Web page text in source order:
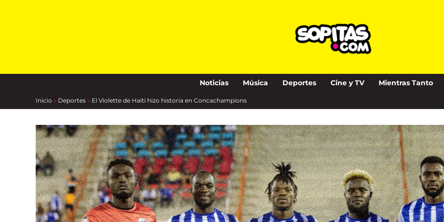
Noticias Música Deportes Cine y TV Mientras Tanto
Inicio » Deportes » El Violette de Haití hizo historia en Concachampions